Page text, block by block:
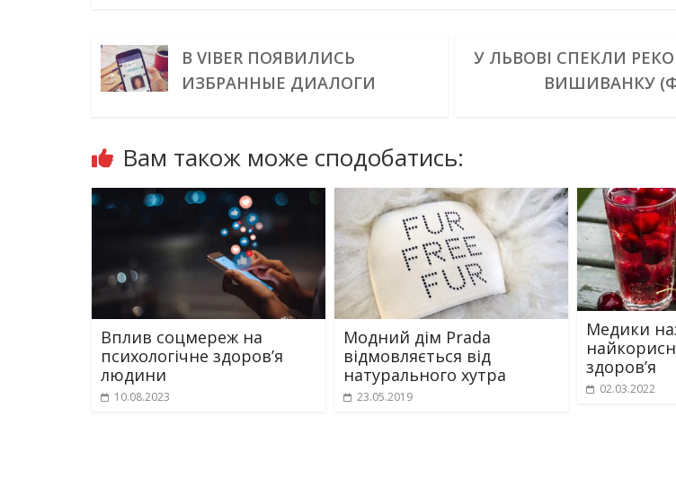
В VIBER ПОЯВИЛИСЬ
ИЗБРАННЫЕ ДИАЛОГИ
У ЛЬВОВІ СПЕКЛИ
ВИШИВАНКУ
Вам також може сподобатись:
Вплив соцмереж на
психологічне здоров’я
людини
10.08.2023
Модний дім Prada
відмовляється від
натурального хутра
23.05.2019
Медики
здоров’я
02.03.2022